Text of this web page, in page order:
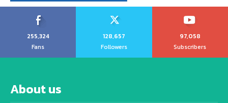
255,324
Fans
128,657
Followers
97,058
Subscribers
About us